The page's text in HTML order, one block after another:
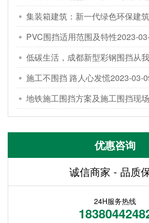
集装箱建筑：新一代绿色环保建
09
PVC围挡适用范围及特性2023-
低碳生活，成都新型彩钢围挡从
施工不围挡 路人心发慌2023-03-
地铁施工围挡方案及施工围挡现
09
优惠咨询
诚信商家 - 品质
24H服务热线